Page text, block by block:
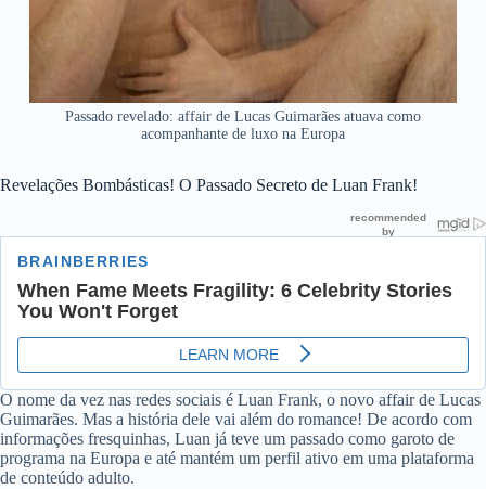
Passado revelado: affair de Lucas Guimarães atuava como
acompanhante de luxo na Europa
Revelações Bombásticas! O Passado Secreto de Luan Frank!
O nome da vez nas redes sociais é Luan Frank, o novo affair de Lucas
Guimarães. Mas a história dele vai além do romance! De acordo com
informações fresquinhas, Luan já teve um passado como garoto de
programa na Europa e até mantém um perfil ativo em uma plataforma
de conteúdo adulto.